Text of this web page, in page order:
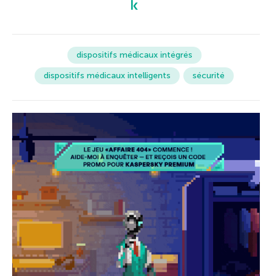
dispositifs médicaux intégrés
dispositifs médicaux intelligents
sécurité